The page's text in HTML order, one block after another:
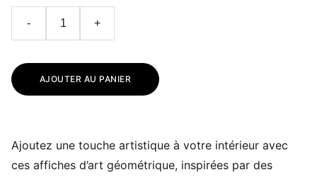
- +
AJOUTER AU PANIER
Ajoutez une touche artistique à votre intérieur avec
ces affiches d’art géométrique, inspirées par des